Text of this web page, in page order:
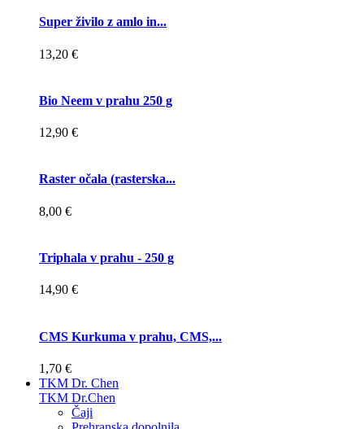
Super živilo z amlo in...
13,20 €
Bio Neem v prahu 250 g
12,90 €
Raster očala (rasterska...
8,00 €
Triphala v prahu - 250 g
14,90 €
CMS Kurkuma v prahu, CMS,...
1,70 €
TKM Dr. Chen
TKM Dr.Chen
Čaji